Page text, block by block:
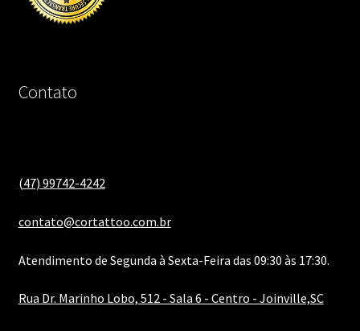
Contato
(47) 99742-4242
contato@cortattoo.com.br
Atendimento de Segunda à Sexta-Feira das 09:30 às 17:30.
Rua Dr. Marinho Lobo, 512 - Sala 6 - Centro - Joinville,SC